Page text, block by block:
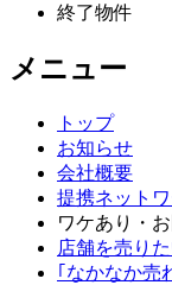
終了物件
メニュー
トップ
お知らせ
会社概要
提携ネット
ワケあり・
店舗を売り
｢なかなか売